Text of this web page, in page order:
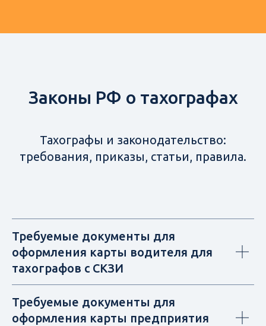
Законы РФ о тахографах
Тахографы и законодательство:
требования, приказы, статьи, правила.
Требуемые документы для
оформления карты водителя для
тахографов с СКЗИ
Требуемые документы для
оформления карты предприятия